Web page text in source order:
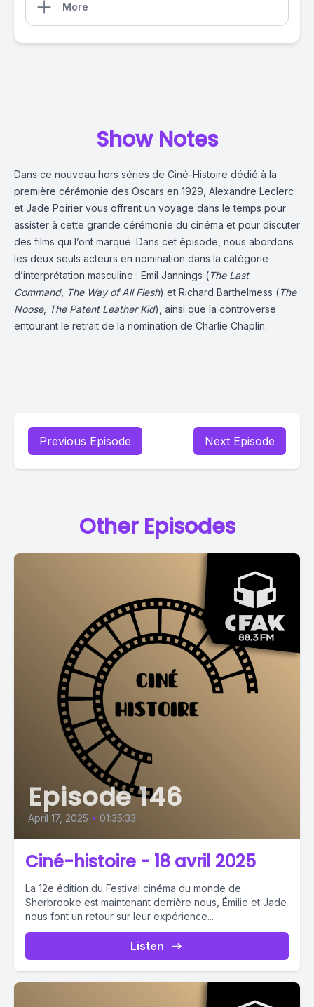
More
Show Notes
Dans ce nouveau hors séries de Ciné-Histoire dédié à la
première cérémonie des Oscars en 1929, Alexandre Leclerc
et Jade Poirier vous offrent un voyage dans le temps pour
assister à cette grande cérémonie du cinéma et pour discuter
des films qui l’ont marqué. Dans cet épisode, nous abordons
les deux seuls acteurs en nomination dans la catégorie
d’interprétation masculine : Emil Jannings (The Last
Command, The Way of All Flesh) et Richard Barthelmess (The
Noose, The Patent Leather Kid), ainsi que la controverse
entourant le retrait de la nomination de Charlie Chaplin.
Previous Episode Next Episode
Other Episodes
Episode 146
April 17, 2025 • 01:35:33
Ciné-histoire - 18 avril 2025
La 12e édition du Festival cinéma du monde de
Sherbrooke est maintenant derrière nous, Émilie et Jade
nous font un retour sur leur expérience...
Listen